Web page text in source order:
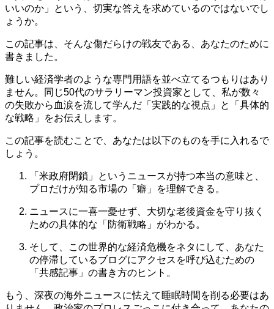
いいのか」という、切実な答えを求めているのではないでし
ょうか。
この記事は、そんな傷だらけの戦友である、あなたのために
書きました。
難しい経済学者のような専門用語を並べ立てるつもりはあり
ません。同じ50代のサラリーマン投資家として、私が数々
の失敗から血涙を流して学んだ「実践的な視点」と「具体的
な戦略」をお伝えします。
この記事を読むことで、あなたは以下のものを手に入れるで
しょう。
「米政府閉鎖」というニュースが持つ本当の意味と、
プロだけが知る市場の「癖」を理解できる。
ニュースに一喜一憂せず、大切な老後資金を守り抜く
ための具体的な「防衛戦略」がわかる。
そして、この世界的な経済危機をネタにして、あなた
の停滞しているブログにアクセスを呼び込むための
「共感記事」の書き方のヒント。
もう、深夜の海外ニュースに怯えて睡眠時間を削る必要はあ